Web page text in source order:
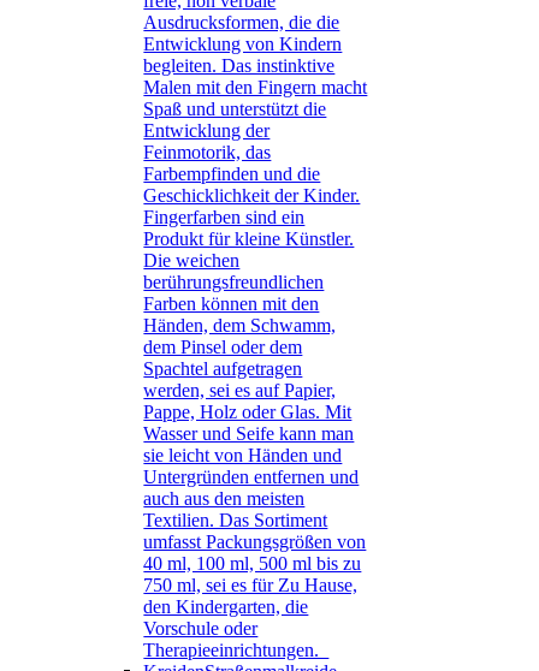
Ausdrucksformen, die die
Entwicklung von Kindern
begleiten. Das instinktive
Malen mit den Fingern macht
Spaß und unterstützt die
Entwicklung der
Feinmotorik, das
Farbempfinden und die
Geschicklichkeit der Kinder.
Fingerfarben sind ein
Produkt für kleine Künstler.
Die weichen
berührungsfreundlichen
Farben können mit den
Händen, dem Schwamm,
dem Pinsel oder dem
Spachtel aufgetragen
werden, sei es auf Papier,
Pappe, Holz oder Glas. Mit
Wasser und Seife kann man
sie leicht von Händen und
Untergründen entfernen und
auch aus den meisten
Textilien. Das Sortiment
umfasst Packungsgrößen von
40 ml, 100 ml, 500 ml bis zu
750 ml, sei es für Zu Hause,
den Kindergarten, die
Vorschule oder
Therapieeinrichtungen.